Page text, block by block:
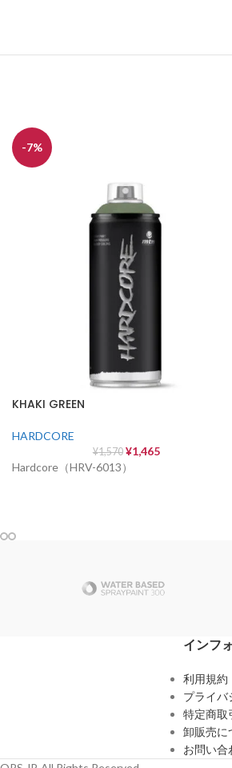
-7%
KHAKI GREEN
HARDCORE
¥1,570 ¥1,465
Hardcore（HRV-6013）
インフ
利用規約
プライバ
特定商取
卸販売に
お問い合